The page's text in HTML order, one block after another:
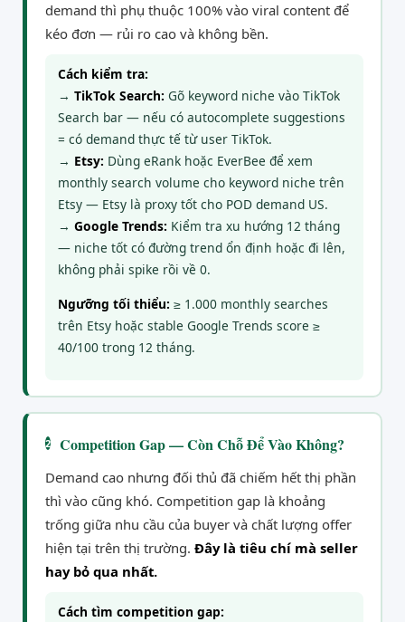
demand thì phụ thuộc 100% vào viral content để
kéo đơn — rủi ro cao và không bền.
Cách kiểm tra:
→ TikTok Search: Gõ keyword niche vào TikTok
Search bar — nếu có autocomplete suggestions
= có demand thực tế từ user TikTok.
→ Etsy: Dùng eRank hoặc EverBee để xem
monthly search volume cho keyword niche trên
Etsy — Etsy là proxy tốt cho POD demand US.
→ Google Trends: Kiểm tra xu hướng 12 tháng
— niche tốt có đường trend ổn định hoặc đi lên,
không phải spike rồi về 0.
Ngưỡng tối thiểu: ≥ 1.000 monthly searches
trên Etsy hoặc stable Google Trends score ≥
40/100 trong 12 tháng.
2 Competition Gap — Còn Chỗ Để Vào Không?
Demand cao nhưng đối thủ đã chiếm hết thị phần
thì vào cũng khó. Competition gap là khoảng
trống giữa nhu cầu của buyer và chất lượng offer
hiện tại trên thị trường. Đây là tiêu chí mà seller
hay bỏ qua nhất.
Cách tìm competition gap: